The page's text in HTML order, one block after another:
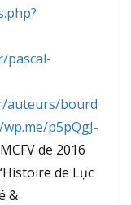
pascal-
auteurs/bourd
p5pQgJ-
de 2016
de Lục
&